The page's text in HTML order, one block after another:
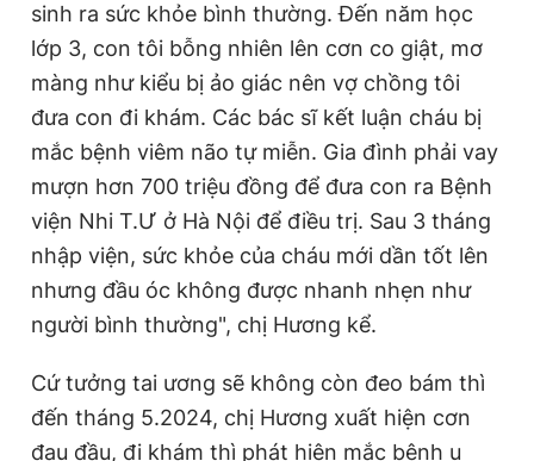
sinh ra sức khỏe bình thường. Đến năm học
lớp 3, con tôi bỗng nhiên lên cơn co giật, mơ
màng như kiểu bị ảo giác nên vợ chồng tôi
đưa con đi khám. Các bác sĩ kết luận cháu bị
mắc bệnh viêm não tự miễn. Gia đình phải vay
mượn hơn 700 triệu đồng để đưa con ra Bệnh
viện Nhi T.Ư ở Hà Nội để điều trị. Sau 3 tháng
nhập viện, sức khỏe của cháu mới dần tốt lên
nhưng đầu óc không được nhanh nhẹn như
người bình thường", chị Hương kể.
Cứ tưởng tai ương sẽ không còn đeo bám thì
đến tháng 5.2024, chị Hương xuất hiện cơn
đau đầu, đi khám thì phát hiện mắc bệnh u